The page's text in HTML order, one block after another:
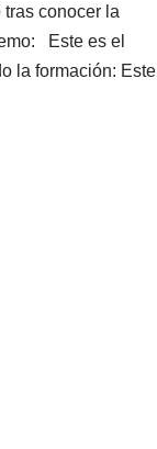
conocer la
Este es el
la formación: Este